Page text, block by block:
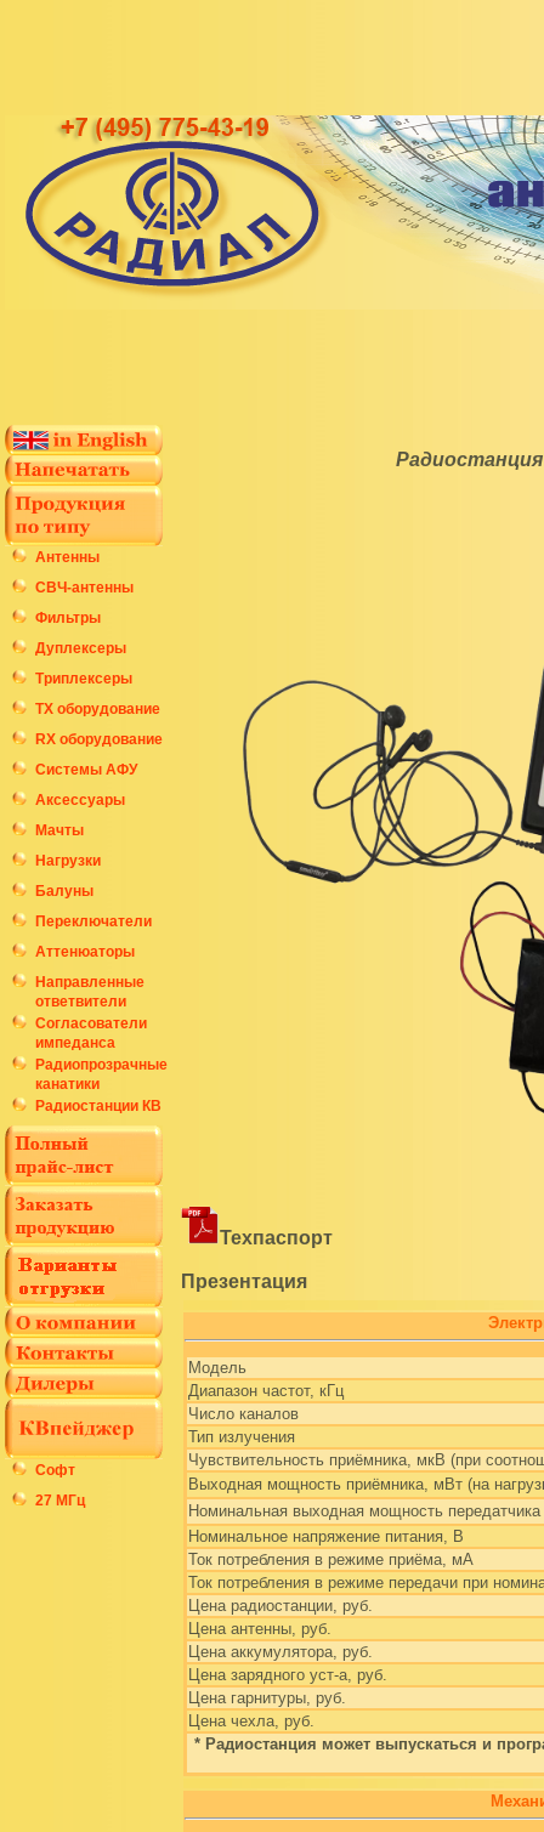
Антенны
СВЧ-антенны
Фильтры
Дуплексеры
Триплексеры
ТХ оборудование
RX оборудование
Системы АФУ
Аксессуары
Мачты
Нагрузки
Балуны
Переключатели
Аттенюаторы
Направленные
ответвители
Согласователи
импеданса
Радиопрозрачные
канатики
Радиостанции КВ
Софт
27 МГц
Техпаспорт
Презентация
Модель
Диапазон частот, кГц
Число каналов
Тип излучения
Чувствительность приёмника, мкВ (при
Выходная мощность приёмника, мВт (на
Номинальная выходная мощность передатчика
Номинальное напряжение питания, В
Ток потребления в режиме приёма, мА
Ток потребления в режиме передачи при
Цeнa радиостанции, руб.
Цeна антенны, руб.
Цeна аккумулятора, руб.
Цeна зарядного уст-а, руб.
Цeна гарнитуры, руб.
Цeна чехла, руб.
* Радиостанция может выпускаться и